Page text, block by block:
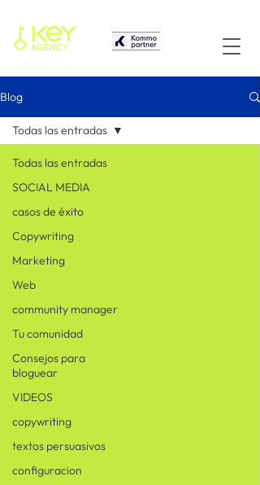
Blog
Todas las entradas
SOCIAL MEDIA
casos de éxito
Copywriting
Marketing
Web
community manager
Tu comunidad
Consejos para
bloguear
VIDEOS
copywriting
textos persuasivos
configuracion
Todas las entradas